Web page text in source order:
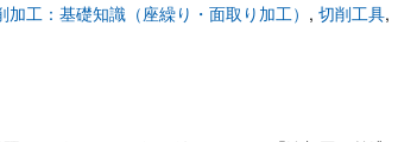
加工：基礎知識（座繰り・面取り加工） , 切削工具,